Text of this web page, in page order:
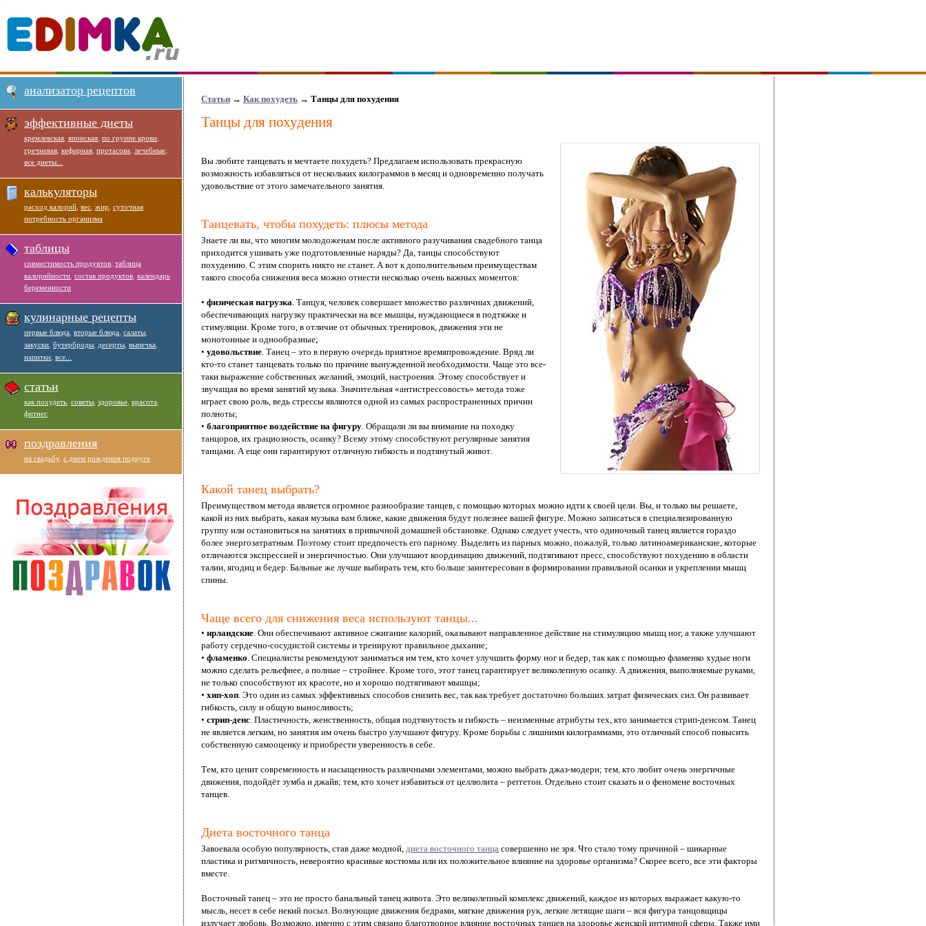
Статьи → Как похудеть → Танцы для похудения
Танцы для похудения
Вы любите танцевать и мечтаете похудеть? Предлагаем использовать прекрасную
возможность избавляться от нескольких килограммов в месяц и одновременно получать
удовольствие от этого замечательного занятия.
Танцевать, чтобы похудеть: плюсы метода
Знаете ли вы, что многим молодоженам после активного разучивания свадебного танца
приходится ушивать уже подготовленные наряды? Да, танцы способствуют
похудению. С этим спорить никто не станет. А вот к дополнительным преимуществам
такого способа снижения веса можно отнести несколько очень важных моментов:
• физическая нагрузка. Танцуя, человек совершает множество различных движений,
обеспечивающих нагрузку практически на все мышцы, нуждающиеся в подтяжке и
стимуляции. Кроме того, в отличие от обычных тренировок, движения эти не
монотонные и однообразные;
• удовольствие. Танец – это в первую очередь приятное времяпровождение. Вряд ли
кто-то станет танцевать только по причине вынужденной необходимости. Чаще это все-
таки выражение собственных желаний, эмоций, настроения. Этому способствует и
звучащая во время занятий музыка. Значительная «антистрессовость» метода тоже
играет свою роль, ведь стрессы являются одной из самых распространенных причин
полноты;
• благоприятное воздействие на фигуру. Обращали ли вы внимание на походку
танцоров, их грациозность, осанку? Всему этому способствуют регулярные занятия
танцами. А еще они гарантируют отличную гибкость и подтянутый живот.
Какой танец выбрать?
Преимуществом метода является огромное разнообразие танцев, с помощью которых можно идти к своей цели. Вы, и только вы решаете,
какой из них выбрать, какая музыка вам ближе, какие движения будут полезнее вашей фигуре. Можно записаться в специализированную
группу или остановиться на занятиях в привычной домашней обстановке. Однако следует учесть, что одиночный танец является гораздо
более энергозатратным. Поэтому стоит предпочесть его парному. Выделить из парных можно, пожалуй, только латиноамериканские, которые
отличаются экспрессией и энергичностью. Они улучшают координацию движений, подтягивают пресс, способствуют похудению в области
талии, ягодиц и бедер. Бальные же лучше выбирать тем, кто больше заинтересован в формировании правильной осанки и укреплении мышц
спины.
Чаще всего для снижения веса используют танцы...
• ирландские. Они обеспечивают активное сжигание калорий, оказывают направленное действие на стимуляцию мышц ног, а также улучшают
работу сердечно-сосудистой системы и тренируют правильное дыхание;
• фламенко. Специалисты рекомендуют заниматься им тем, кто хочет улучшить форму ног и бедер, так как с помощью фламенко худые ноги
можно сделать рельефнее, а полные – стройнее. Кроме того, этот танец гарантирует великолепную осанку. А движения, выполняемые руками,
не только способствуют их красоте, но и хорошо подтягивают мышцы;
• хип-хоп. Это один из самых эффективных способов снизить вес, так как требует достаточно больших затрат физических сил. Он развивает
гибкость, силу и общую выносливость;
• стрип-денс. Пластичность, женственность, общая подтянутость и гибкость – неизменные атрибуты тех, кто занимается стрип-денсом. Танец
не является легким, но занятия им очень быстро улучшают фигуру. Кроме борьбы с лишними килограммами, это отличный способ повысить
собственную самооценку и приобрести уверенность в себе.
Тем, кто ценит современность и насыщенность различными элементами, можно выбрать джаз-модерн; тем, кто любит очень энергичные
движения, подойдёт зумба и джайв; тем, кто хочет избавиться от целлюлита – реггетон. Отдельно стоит сказать и о феномене восточных
танцев.
Диета восточного танца
Завоевала особую популярность, став даже модной, диета восточного танца совершенно не зря. Что стало тому причиной – шикарные
пластика и ритмичность, невероятно красивые костюмы или их положительное влияние на здоровье организма? Скорее всего, все эти факторы
вместе.
Восточный танец – это не просто банальный танец живота. Это великолепный комплекс движений, каждое из которых выражает какую-то
мысль, несет в себе некий посыл. Волнующие движения бедрами, мягкие движения рук, легкие летящие шаги – вся фигура танцовщицы
излучает любовь. Возможно, именно с этим связано благотворное влияние восточных танцев на здоровье женской интимной сферы. Также ими
анализатор рецептов
эффективные диеты
кремлевская японская по группе крови
гречневая кефирная протасова лечебные
все диеты...
калькуляторы
расход калорий вес жир суточная
потребность организма
таблицы
совместимость продуктов таблица
калорийности состав продуктов календарь
беременности
кулинарные рецепты
первые блюда вторые блюда салаты
закуски бутерброды десерты выпечка
напитки все...
статьи
как похудеть советы здоровье красота
фитнес
поздравления
на свадьбу, с днем рождения подруге